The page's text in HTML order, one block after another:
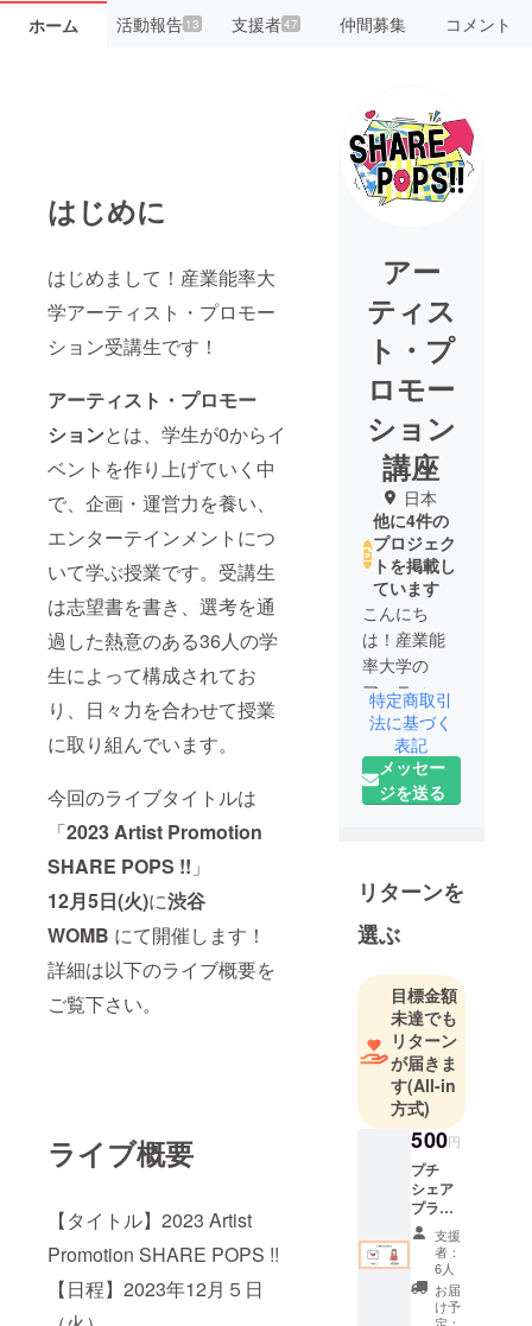
ホーム 活動報告13 支援者47 仲間募集 コメント
はじめに
はじめまして！産業能率大
学アーティスト・プロモー
ション受講生です！
アーティスト・プロモー
ションとは、学生が0からイ
ベントを作り上げていく中
で、企画・運営力を養い、
エンターテインメントにつ
いて学ぶ授業です。受講生
は志望書を書き、選考を通
過した熱意のある36人の学
生によって構成されてお
り、日々力を合わせて授業
に取り組んでいます。
今回のライブタイトルは
「2023 Artist Promotion
SHARE POPS !! 」
12月5日(火)に渋谷
WOMB にて開催します！
詳細は以下のライブ概要を
ご覧下さい。
ライブ概要
【タイトル】2023 Artist
Promotion SHARE POPS !!
【日程】2023年12月５日
アー
ティス
ト・プ
ロモー
ション
講座
日本
他に4件の
プロジェク
トを掲載し
ています
こんにち
は！産業能
率大学の
アーティス
トプロモー
ション講座
受講生で
す！
「SHARE
POPS!!」で
す。
特定商取引
法に基づく
表記
メッセー
ジを送る
リターンを
選ぶ
目標金額
未達でも
リターン
が届きま
す(All-in
方式)
500円
プチ
シェア
プラン
・お礼
状 ・想
いを
シェア
（希望
者の
支援
者：
6人
お届
け予